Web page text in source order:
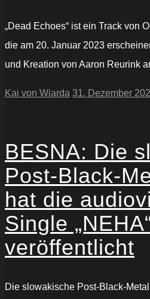
„Dead Echoes“ ist ein Track von
die am 20. Januar 2023
und Kreation von Aaron Reurink
Kai von Wiarda 31. Dezember
BESNA: Die
Post-Black-
hat die
Single
veröffentlicht
Die slowakische Post-Black-